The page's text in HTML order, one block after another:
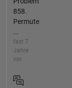
858.
Permute
...
fast 7
Jahre
vor